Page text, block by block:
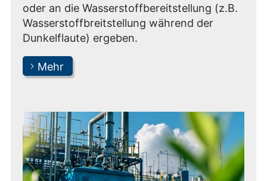
oder an die Wasserstoffbereitstellung (z.B.
Wasserstoffbreitstellung während der
Dunkelflaute) ergeben.
Mehr